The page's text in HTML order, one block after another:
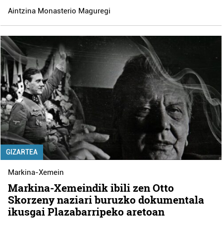
Aintzina Monasterio Maguregi
GIZARTEA
Markina-Xemein
Markina-Xemeindik ibili zen Otto
Skorzeny naziari buruzko dokumentala
ikusgai Plazabarripeko aretoan